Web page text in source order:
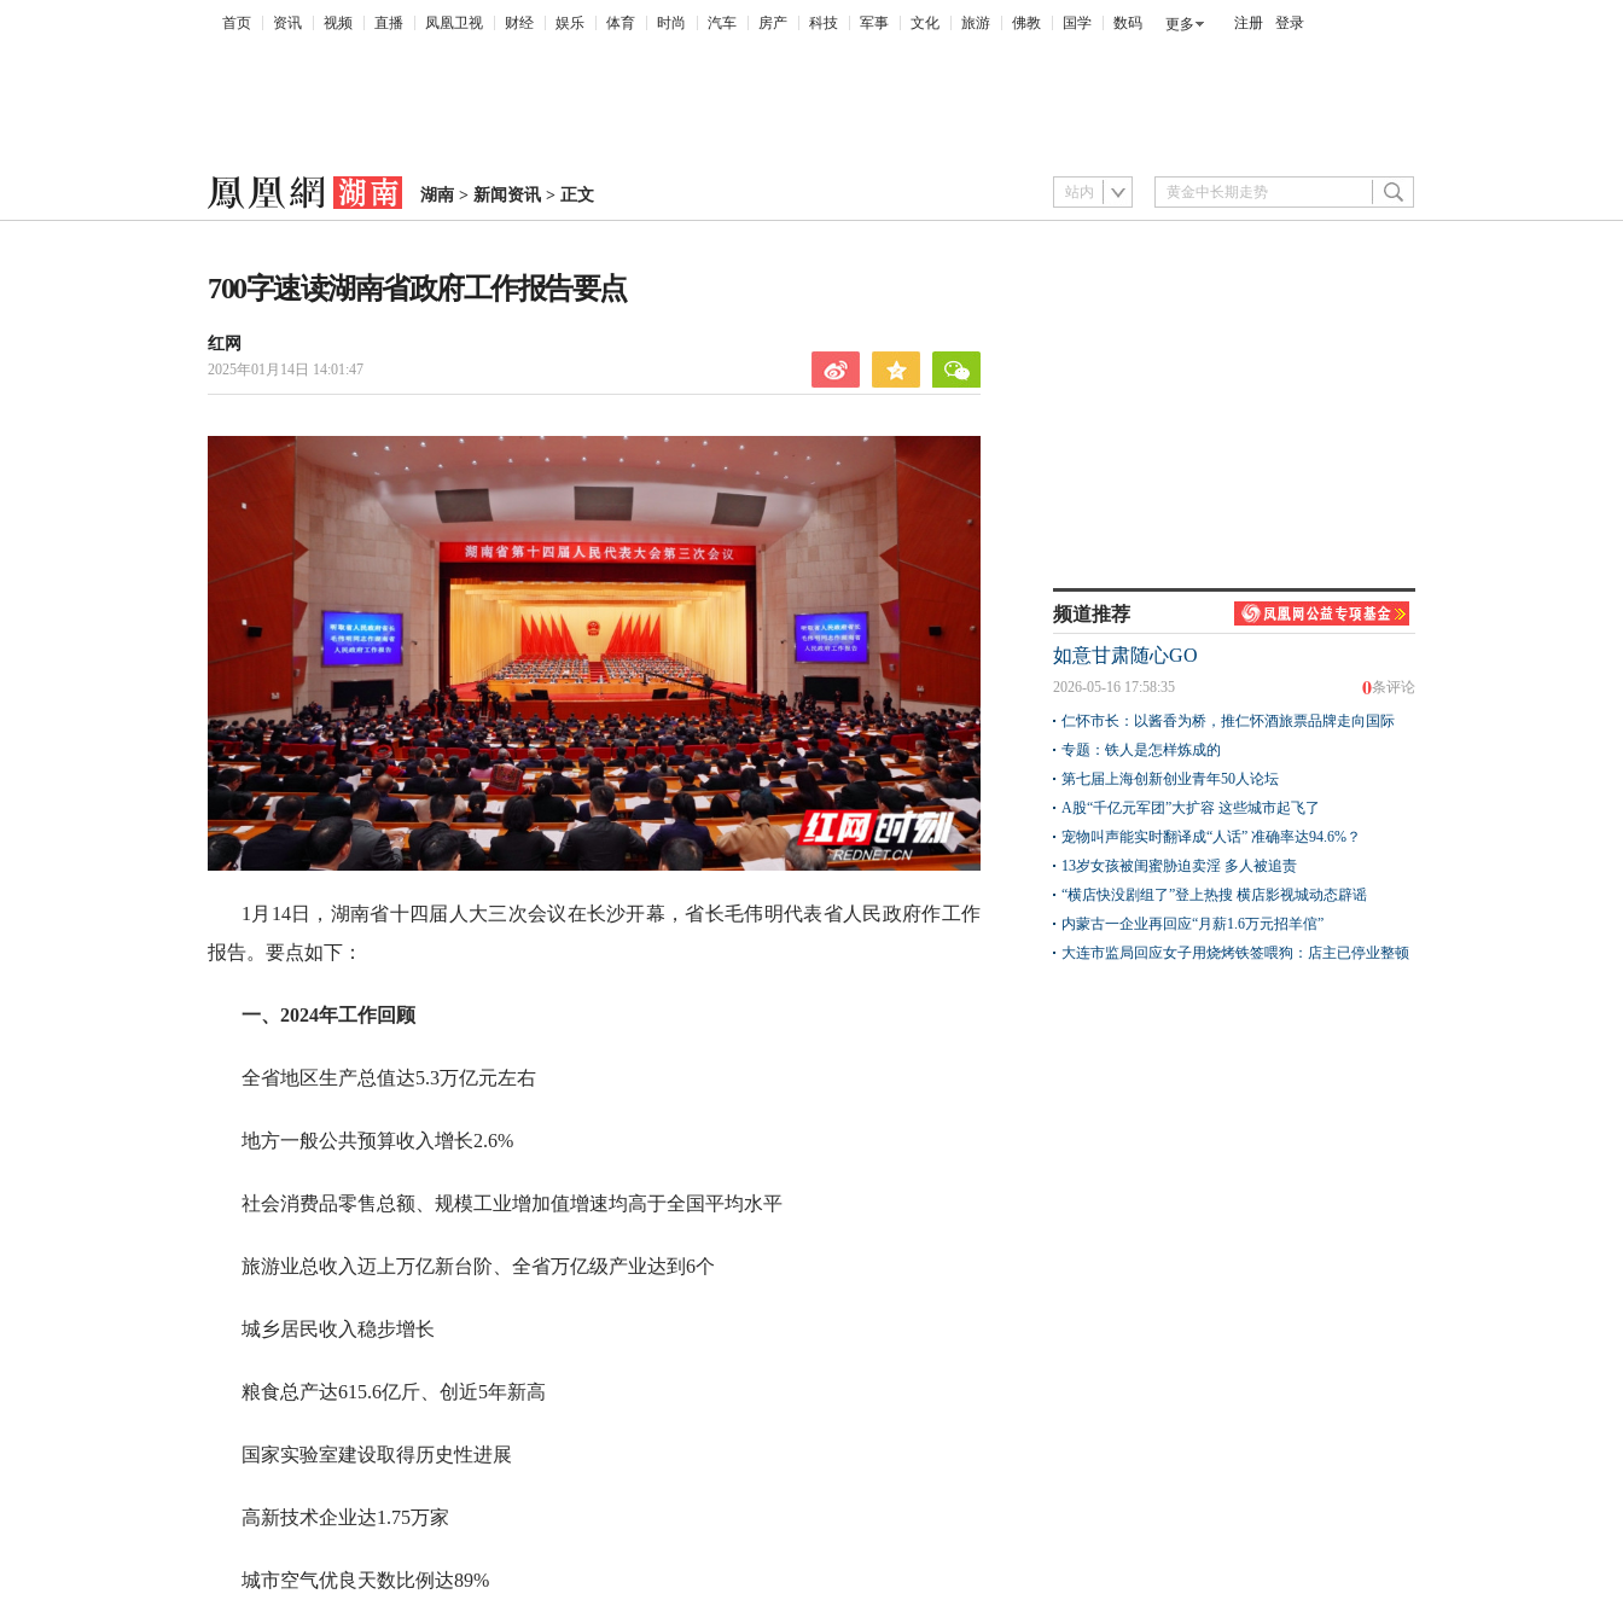
首页 资讯 视频 直播 凤凰卫视 财经 娱乐 体育 时尚 汽车 房产 科技 军事 文化 旅游 佛教 国学 数码 更多 注册 登录
湖南 > 新闻资讯 > 正文 站内
700字速读湖南省政府工作报告要点
红网
2025年01月14日 14:01:47
1月14日，湖南省十四届人大三次会议在长沙开幕，省长毛伟明代表省人民政府作工作
报告。要点如下：
一、2024年工作回顾
全省地区生产总值达5.3万亿元左右
地方一般公共预算收入增长2.6%
社会消费品零售总额、规模工业增加值增速均高于全国平均水平
旅游业总收入迈上万亿新台阶、全省万亿级产业达到6个
城乡居民收入稳步增长
粮食总产达615.6亿斤、创近5年新高
国家实验室建设取得历史性进展
高新技术企业达1.75万家
城市空气优良天数比例达89%
频道推荐
如意甘肃随心GO
0条评论
2026-05-16 17:58:35
仁怀市长：以酱香为桥，推仁怀酒旅票品牌走向国际
专题：铁人是怎样炼成的
第七届上海创新创业青年50人论坛
A股“千亿元军团”大扩容 这些城市起飞了
宠物叫声能实时翻译成“人话” 准确率达94.6%？
13岁女孩被闺蜜胁迫卖淫 多人被追责
“横店快没剧组了”登上热搜 横店影视城动态辟谣
内蒙古一企业再回应“月薪1.6万元招羊倌”
大连市监局回应女子用烧烤铁签喂狗：店主已停业整顿